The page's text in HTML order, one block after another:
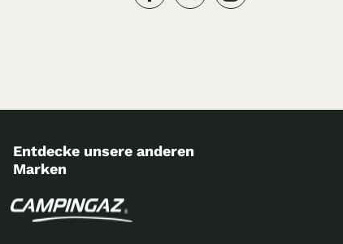
Entdecke unsere anderen
Marken